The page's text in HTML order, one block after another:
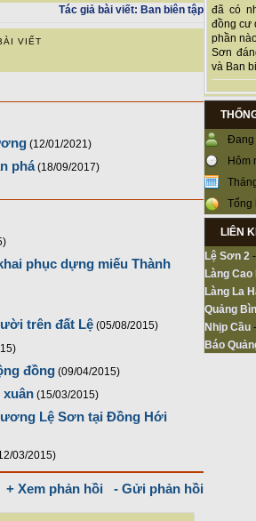
Tác giả bài viết: Ban biên tập
VIẾT
(12/01/2021)
phá (18/09/2017)
phục dựng miếu Thành
trên đất Lệ (05/08/2015)
đồng (09/04/2015)
xuân (15/03/2015)
Lệ Sơn tại Đồng Hới
03/2015)
+ Xem phản hồi - Gửi phản hồi
đã có
đồng cư
phần
Sơn
và Ban
Đang
Hôm
Tổng
LIÊN
Lệ Sơn 2
Làng Cao
Làng La
Quảng
Nhịp Cầu
Báo